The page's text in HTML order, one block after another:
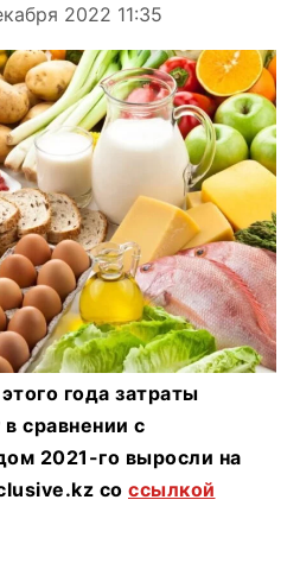
2022 11:35
года затраты
сравнении с
2021-го выросли на
со ссылкой